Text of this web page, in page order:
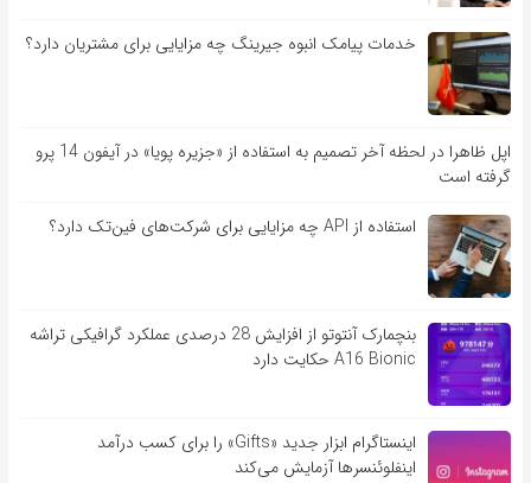
خدمات پیامک انبوه جیرینگ چه مزایایی برای مشتریان دارد؟
اپل ظاهرا در لحظه آخر تصمیم به استفاده از «جزیره پویا» در آیفون 14 پرو
گرفته است
استفاده از API چه مزایایی برای شرکت‌های فین‌تک دارد؟
بنچمارک آنتوتو از افزایش 28 درصدی عملکرد گرافیکی تراشه
A16 Bionic حکایت دارد
اینستاگرام ابزار جدید «Gifts» را برای کسب درآمد
اینفلوئنسرها آزمایش می‌کند